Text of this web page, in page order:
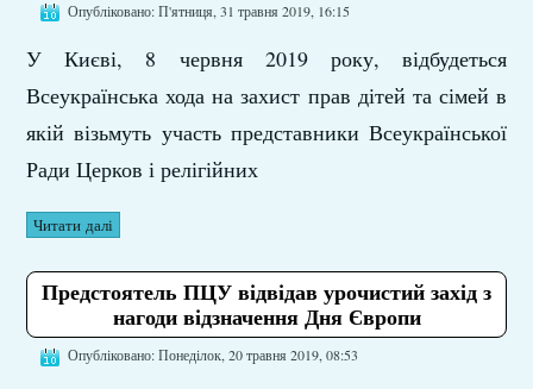
Опубліковано: П'ятниця, 31 травня 2019, 16:15
У Києві, 8 червня 2019 року, відбудеться
Всеукраїнська хода на захист прав дітей та сімей в
якій візьмуть участь представники Всеукраїнської
Ради Церков і релігійних
Читати далі
Предстоятель ПЦУ відвідав урочистий захід з
нагоди відзначення Дня Європи
Опубліковано: Понеділок, 20 травня 2019, 08:53